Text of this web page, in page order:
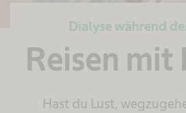
Dialyse während
Reisen mit
Hast du Lust,